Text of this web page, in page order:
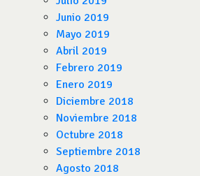
Junio 2019
Mayo 2019
Abril 2019
Febrero 2019
Enero 2019
Diciembre 2018
Noviembre 2018
Octubre 2018
Septiembre 2018
Agosto 2018